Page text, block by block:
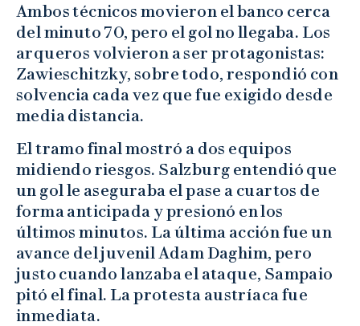
Ambos técnicos movieron el banco cerca
del minuto 70, pero el gol no llegaba. Los
arqueros volvieron a ser protagonistas:
Zawieschitzky, sobre todo, respondió con
solvencia cada vez que fue exigido desde
media distancia.
El tramo final mostró a dos equipos
midiendo riesgos. Salzburg entendió que
un gol le aseguraba el pase a cuartos de
forma anticipada y presionó en los
últimos minutos. La última acción fue un
avance del juvenil Adam Daghim, pero
justo cuando lanzaba el ataque, Sampaio
pitó el final. La protesta austríaca fue
inmediata.